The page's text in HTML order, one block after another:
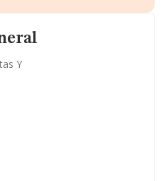
Y
sobre la empresa.
complementaria.